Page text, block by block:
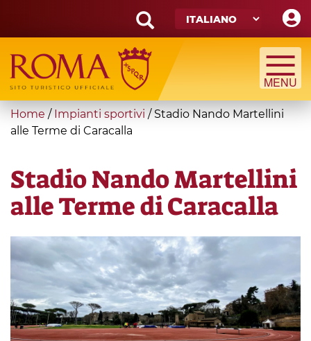
main
content
Search
form
Cerca
You
are
Home / Impianti sportivi /Stadio Nando Martellini
alle Terme di Caracalla
Stadio Nando Martellini
alle Terme di Caracalla